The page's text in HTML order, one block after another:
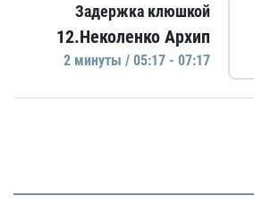
Задержка клюшкой
12.Неколенко Архип
2 минуты / 05:17 - 07:17